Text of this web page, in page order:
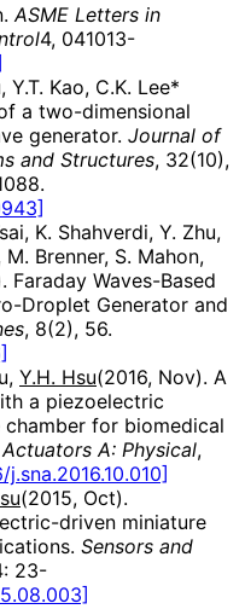
ASME Letters in
4, 041013-
Y.T. Kao, C.K. Lee*
a two-dimensional
generator. Journal of
and Structures, 32(10),
K. Shahverdi, Y. Zhu,
M. Brenner, S. Mahon,
Faraday Waves-Based
Droplet Generator and
, 8(2), 56.
Y.H. Hsu(2016, Nov). A
a piezoelectric
for biomedical
A: Physical,
j.sna.2016.10.010]
(2015, Oct).
driven miniature
Sensors and
23-